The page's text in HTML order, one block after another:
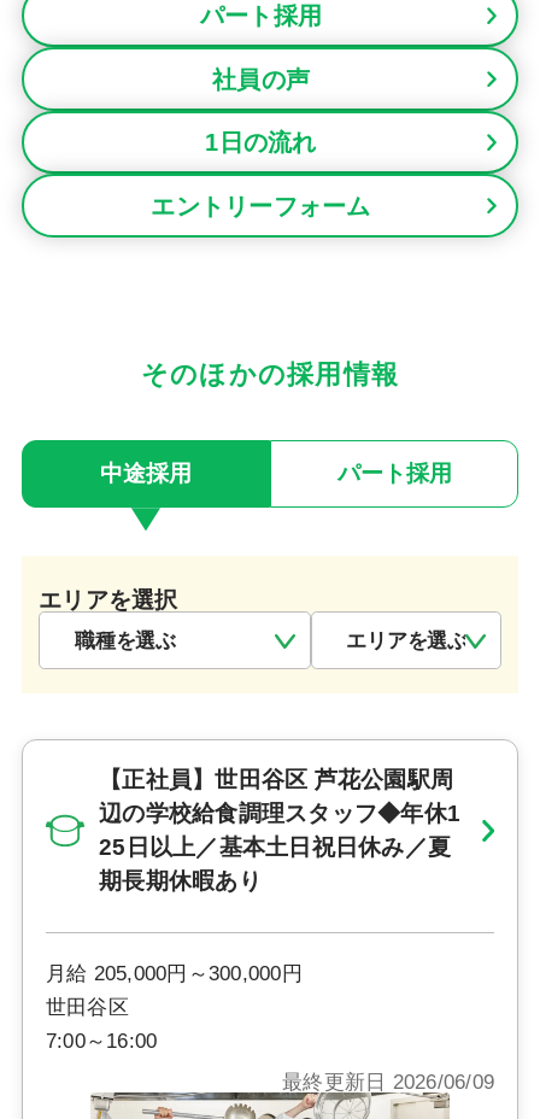
パート採用
社員の声
1日の流れ
エントリーフォーム
そのほかの採用情報
中途採用 パート採用
エリアを選択
【正社員】世田谷区 芦花公園駅周
辺の学校給食調理スタッフ◆年休1
25日以上／基本土日祝日休み／夏
期長期休暇あり
月給 205,000円～300,000円
世田谷区
7:00～16:00
最終更新日 2026/06/09